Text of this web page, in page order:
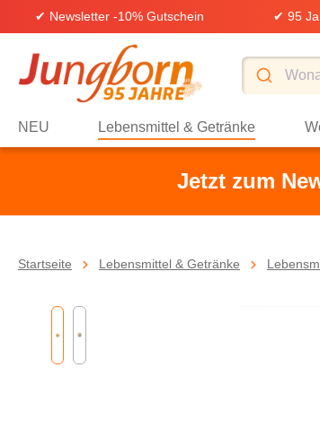
Zur Hauptnavigation springen
✔ Newsletter -10% Gutschein ✔ 95
NEU Lebensmittel & Getränke
Jetzt zum
Startseite Lebensmittel & Getränke
Bildergalerie überspringen